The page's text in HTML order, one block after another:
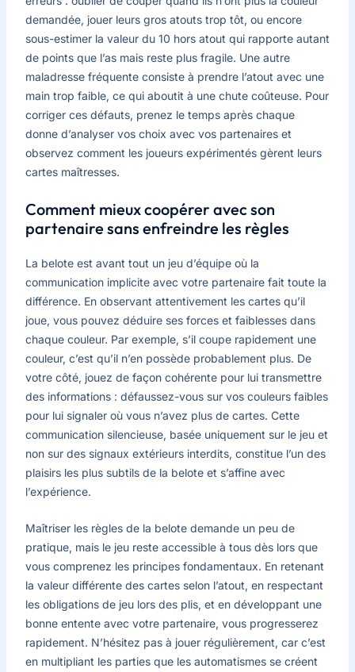
demandée, jouer leurs gros atouts trop tôt, ou encore
sous-estimer la valeur du 10 hors atout qui rapporte autant
de points que l’as mais reste plus fragile. Une autre
maladresse fréquente consiste à prendre l’atout avec une
main trop faible, ce qui aboutit à une chute coûteuse. Pour
corriger ces défauts, prenez le temps après chaque
donne d’analyser vos choix avec vos partenaires et
observez comment les joueurs expérimentés gèrent leurs
cartes maîtresses.
Comment mieux coopérer avec son
partenaire sans enfreindre les règles
La belote est avant tout un jeu d’équipe où la
communication implicite avec votre partenaire fait toute la
différence. En observant attentivement les cartes qu’il
joue, vous pouvez déduire ses forces et faiblesses dans
chaque couleur. Par exemple, s’il coupe rapidement une
couleur, c’est qu’il n’en possède probablement plus. De
votre côté, jouez de façon cohérente pour lui transmettre
des informations : défaussez-vous sur vos couleurs faibles
pour lui signaler où vous n’avez plus de cartes. Cette
communication silencieuse, basée uniquement sur le jeu et
non sur des signaux extérieurs interdits, constitue l’un des
plaisirs les plus subtils de la belote et s’affine avec
l’expérience.
Maîtriser les règles de la belote demande un peu de
pratique, mais le jeu reste accessible à tous dès lors que
vous comprenez les principes fondamentaux. En retenant
la valeur différente des cartes selon l’atout, en respectant
les obligations de jeu lors des plis, et en développant une
bonne entente avec votre partenaire, vous progresserez
rapidement. N’hésitez pas à jouer régulièrement, car c’est
en multipliant les parties que les automatismes se créent